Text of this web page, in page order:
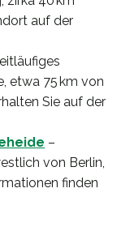
auf der
etwa 75 km von
Sie auf der
–
von Berlin,
finden